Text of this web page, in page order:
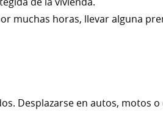
muchas horas, llevar alguna
Desplazarse en autos, motos